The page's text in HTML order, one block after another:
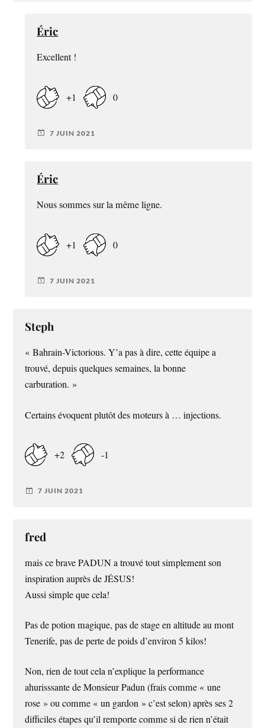
Éric
Excellent !
+1 0
7 JUIN 2021
Éric
Nous sommes sur la même ligne.
+1 0
7 JUIN 2021
Steph
« Bahrain-Victorious. Y’a pas à dire, cette équipe a
trouvé, depuis quelques semaines, la bonne
carburation. »
Certains évoquent plutôt des moteurs à … injections.
+2 -1
7 JUIN 2021
fred
mais ce brave PADUN a trouvé tout simplement son
inspiration auprès de JÉSUS!
Aussi simple que cela!
Pas de potion magique, pas de stage en altitude au mont
Tenerife, pas de perte de poids d’environ 5 kilos!
Non, rien de tout cela n’explique la performance
ahurisssante de Monsieur Padun (frais comme « une
rose » ou comme « un gardon » c’est selon) après ses 2
difficiles étapes qu’il remporte comme si de rien n’était